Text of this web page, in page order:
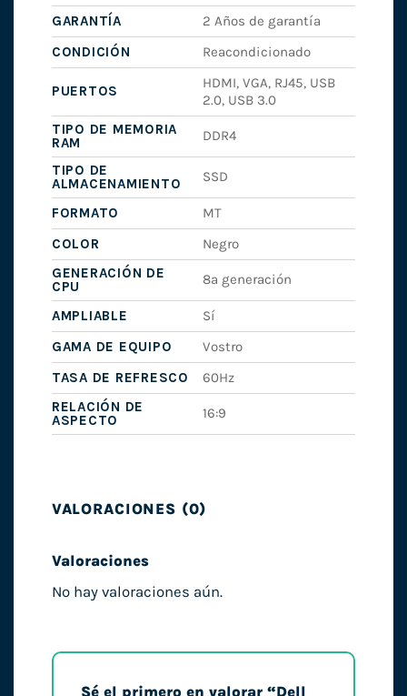
GARANTÍA
2 Años de garantía
CONDICIÓN
Reacondicionado
PUERTOS
HDMI, VGA, RJ45, USB
2.0, USB 3.0
TIPO DE MEMORIA
RAM
DDR4
TIPO DE
ALMACENAMIENTO
SSD
FORMATO
MT
COLOR
Negro
GENERACIÓN DE
CPU
8ª generación
AMPLIABLE
Sí
GAMA DE EQUIPO
Vostro
TASA DE REFRESCO
60Hz
RELACIÓN DE
ASPECTO
16:9
VALORACIONES (0)
Valoraciones
No hay valoraciones aún.
Sé el primero en valorar “Dell